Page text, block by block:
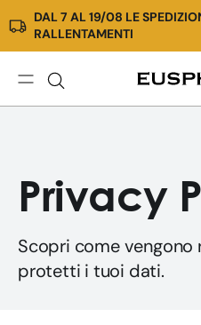
Vai
direttamente
ai
contenuti
DAL 7 AL 19/08 LE
RALLENTAMENTI
Privacy
Scopri come vengono
protetti i tuoi dati.